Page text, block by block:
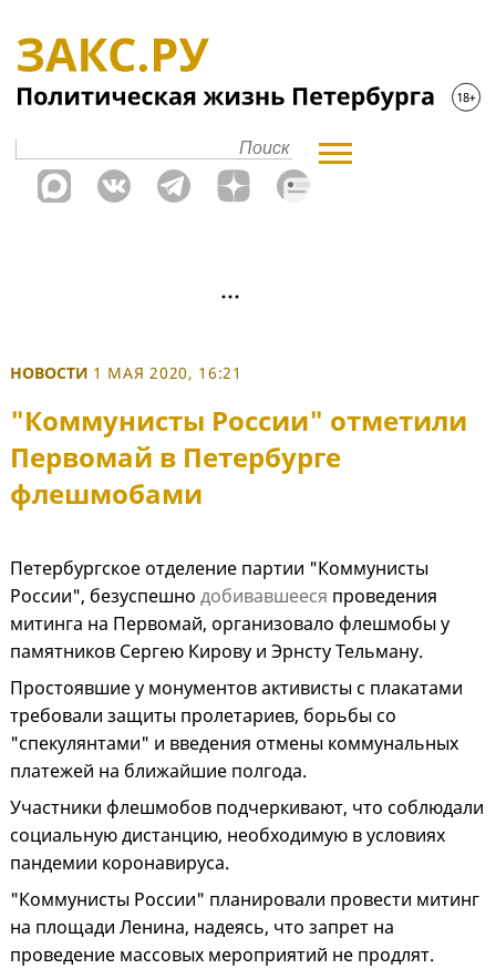
НОВОСТИ 1 МАЯ 2020, 16:21
"Коммунисты России" отметили
Первомай в Петербурге
флешмобами
Петербургское отделение партии "Коммунисты
России", безуспешно добивавшееся проведения
митинга на Первомай, организовало флешмобы у
памятников Сергею Кирову и Эрнсту Тельману.
Простоявшие у монументов активисты с плакатами
требовали защиты пролетариев, борьбы со
"спекулянтами" и введения отмены коммунальных
платежей на ближайшие полгода.
Участники флешмобов подчеркивают, что соблюдали
социальную дистанцию, необходимую в условиях
пандемии коронавируса.
"Коммунисты России" планировали провести митинг
на площади Ленина, надеясь, что запрет на
проведение массовых мероприятий не продлят.